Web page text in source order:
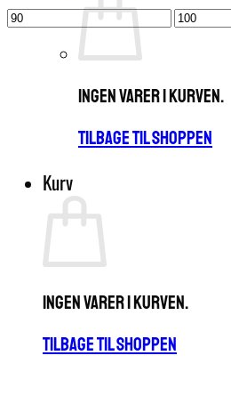
Ingen varer i kurven.
Tilbage til shoppen
Kurv
Ingen varer i kurven.
Tilbage til shoppen
Mindste
Højeste